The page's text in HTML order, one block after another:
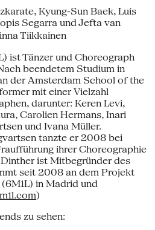
Kyung-Sun Baek, Luís
Segarra und Jefta van
Tiikkainen
ist Tänzer und Choreograph
beendetem Studium in
der Amsterdam School of the
mit einer Vielzahl
darunter: Keren Levi,
Carolien Hermans, Inari
und Ivana Müller.
tanzte er 2008 bei
ihrer Choreographie
Dinther ist Mitbegründer des
seit 2008 an dem Projekt
in Madrid und
)
zu sehen: